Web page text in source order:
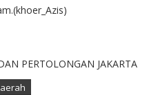
PERTOLONGAN JAKARTA